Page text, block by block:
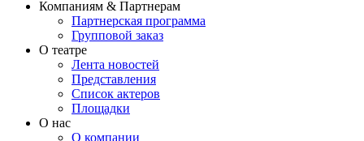
Компаниям & Партнерам
Партнерская программа
Групповой заказ
О театре
Лента новостей
Представления
Список актеров
Площадки
О нас
О компании